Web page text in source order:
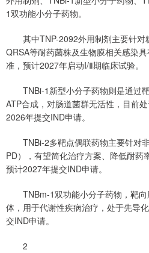
1双功能小分子药物。
其中TNP-2092外用制剂主要针对
QRSA等耐药菌株及生物膜相关感染
准，预计2027年启动I/Ⅱ期临床试验。
TNBi-1新型小分子药物则是通过
ATP合成，对肠道菌群无活性，目前
2026年提交IND申请。
TNBi-2多靶点偶联药物主要针对
PD），有望简化治疗方案、降低耐药
预计2027年提交IND申请。
TNBm-1双功能小分子药物，靶向
体，用于代谢性疾病治疗，处于先导
交IND申请。
2